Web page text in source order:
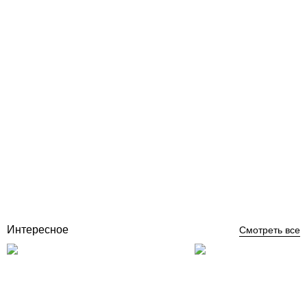
Интересное Смотреть все